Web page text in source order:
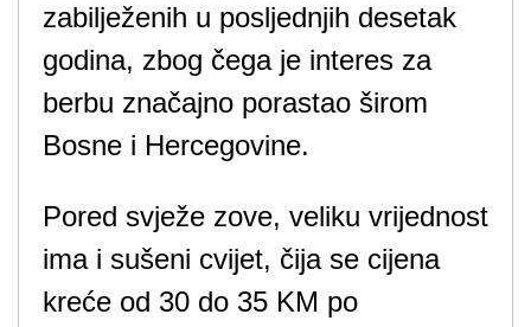
zabilježenih u posljednjih desetak
godina, zbog čega je interes za
berbu značajno porastao širom
Bosne i Hercegovine.
Pored svježe zove, veliku vrijednost
ima i sušeni cvijet, čija se cijena
kreće od 30 do 35 KM po